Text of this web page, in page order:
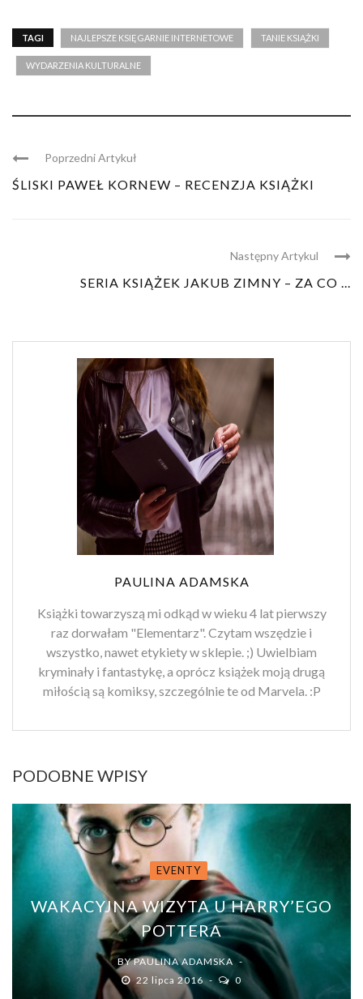
TAGI NAJLEPSZE KSIĘGARNIE INTERNETOWE TANIE KSIĄŻKI
WYDARZENIA KULTURALNE
Poprzedni Artykuł
ŚLISKI PAWEŁ KORNEW – RECENZJA KSIĄŻKI
Następny Artykul
SERIA KSIĄŻEK JAKUB ZIMNY – ZA CO ...
PAULINA ADAMSKA
Książki towarzyszą mi odkąd w wieku 4 lat pierwszy
raz dorwałam "Elementarz". Czytam wszędzie i
wszystko, nawet etykiety w sklepie. ;) Uwielbiam
kryminały i fantastykę, a oprócz książek moją drugą
miłością są komiksy, szczególnie te od Marvela. :P
PODOBNE WPISY
EVENTY
WAKACYJNA WIZYTA U HARRY’EGO
POTTERA
BYPAULINA ADAMSKA
22 lipca 2016
0